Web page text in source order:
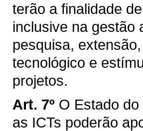
terão a finalidade
inclusive na gestão
pesquisa,
tecnológico e
projetos.
Art. 7º O Estado
as ICTs poderão